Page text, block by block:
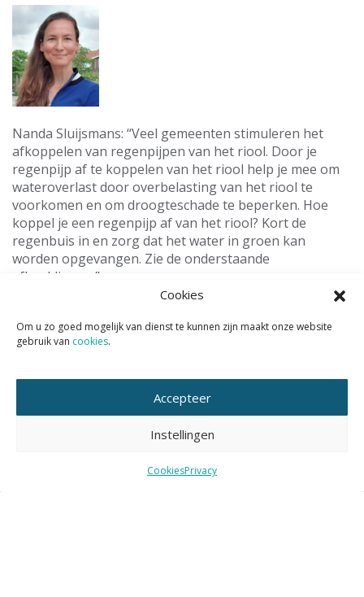
Cookies
Om u zo goed mogelijk van dienst te kunnen zijn maakt onze website
gebruik van cookies.
Accepteer
Instellingen
CookiesPrivacy
Nanda Sluijsmans: “Veel gemeenten stimuleren het
afkoppelen van regenpijpen van het riool. Door je
regenpijp af te koppelen van het riool help je mee om
wateroverlast door overbelasting van het riool te
voorkomen en om droogteschade te beperken. Hoe
koppel je een regenpijp af van het riool? Kort de
regenbuis in en zorg dat het water in groen kan
worden opgevangen. Zie de onderstaande
afbeeldingen.”